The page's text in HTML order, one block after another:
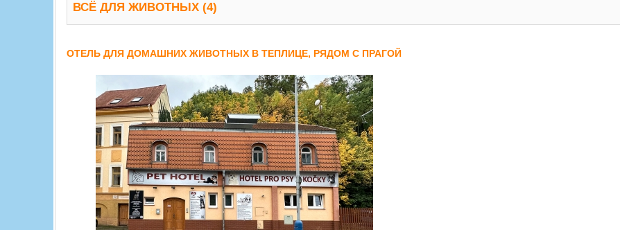
ВСЁ ДЛЯ ЖИВОТНЫХ (4)
ОТЕЛЬ ДЛЯ ДОМАШНИХ ЖИВОТНЫХ В ТЕПЛИЦЕ, РЯДОМ С ПРАГОЙ